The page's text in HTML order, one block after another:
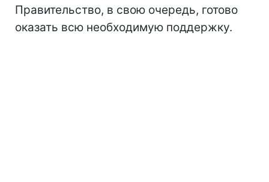
Правительство, в свою очередь, готово
оказать всю необходимую поддержку.